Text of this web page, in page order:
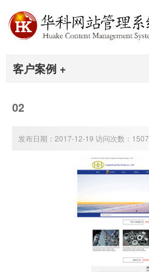
客户案例 +
02
发布日期：2017-12-19 访问次数：1507